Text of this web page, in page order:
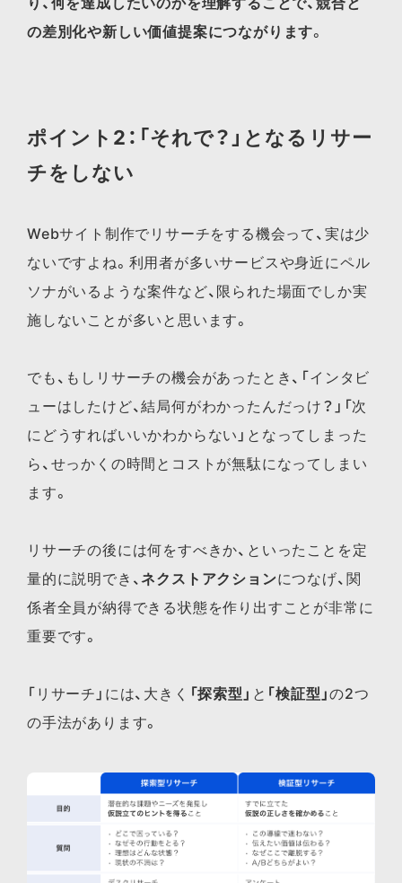
の差別化や新しい価値提案につながります。
ポイント2：「それで？」となるリサー
チをしない
Webサイト制作でリサーチをする機会って、実は少
ないですよね。利用者が多いサービスや身近にペル
ソナがいるような案件など、限られた場面でしか実
施しないことが多いと思います。
でも、もしリサーチの機会があったとき、「インタビ
ューはしたけど、結局何がわかったんだっけ？」「次
にどうすればいいかわからない」となってしまった
ら、せっかくの時間とコストが無駄になってしまい
ます。
リサーチの後には何をすべきか、といったことを定
量的に説明でき、ネクストアクションにつなげ、関
係者全員が納得できる状態を作り出すことが非常に
重要です。
「リサーチ」には、大きく 「探索型」 と 「検証型」の2つ
の手法があります。